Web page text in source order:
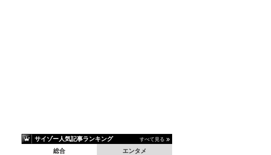
サイゾー人気記事ランキング すべて見る
エンタメ
総合